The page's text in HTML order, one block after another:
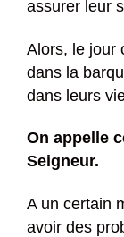
assurer leur
Alors, le jour
dans la
dans leurs
On appelle
Seigneur.
A un certain
avoir des